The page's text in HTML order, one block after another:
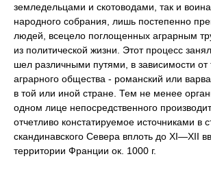
земледельцами и скотоводами, так и
народного собрания, лишь постепенно
людей, всецело поглощенных аграрным
из политической жизни. Этот процесс
шел различными путями, в зависимости от
аграрного общества - романский или
в той или иной стране. Тем не менее
одном лице непосредственного
отчетливо констатируемое источниками в
скандинавского Севера вплоть до XI—XII
территории Франции ок. 1000 г.